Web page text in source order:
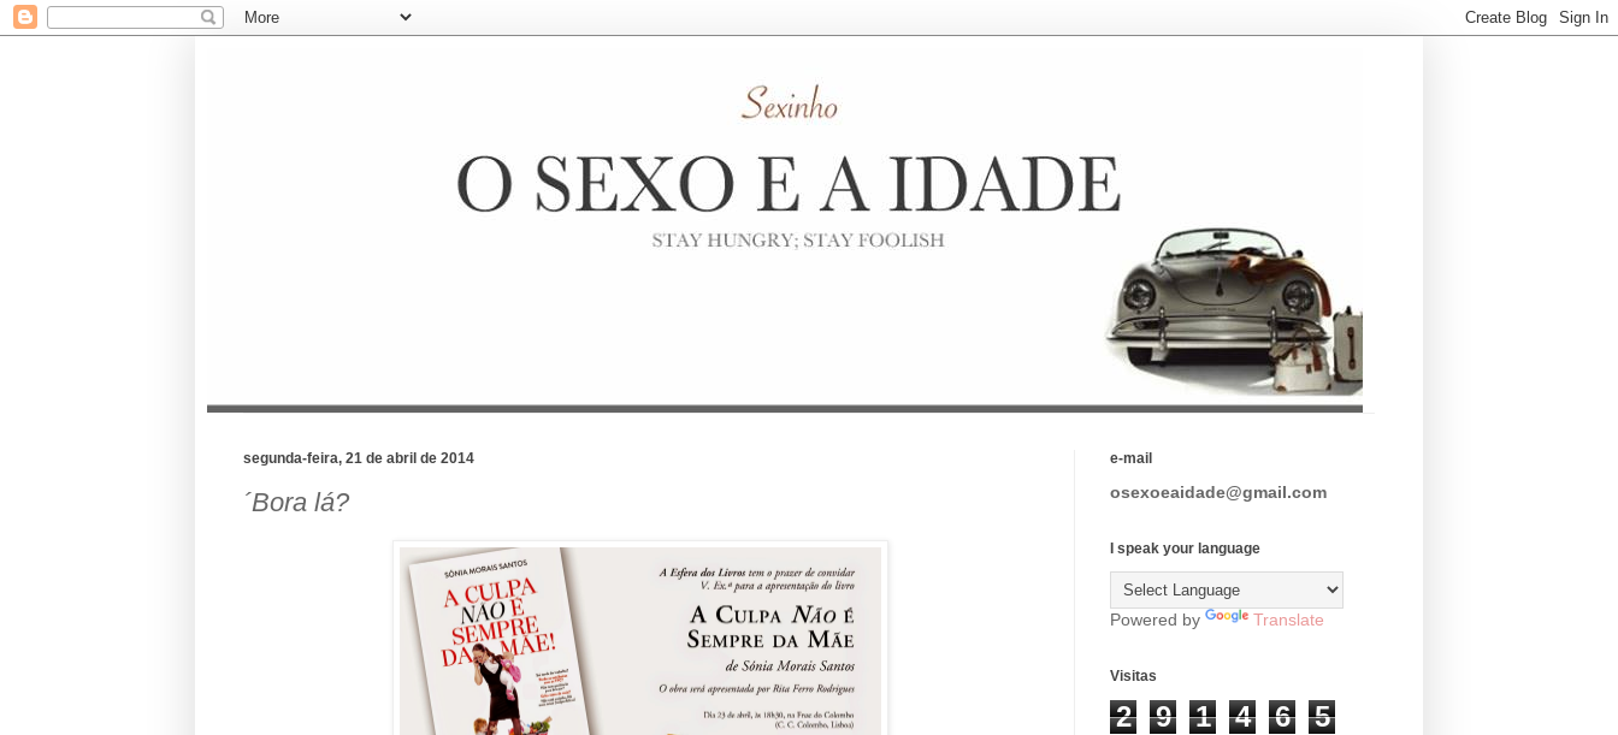
segunda-feira, 21 de abril de 2014
´Bora lá?
e-mail
osexoeaidade@gmail.com
I speak your language
Powered by Translate
Visitas
2 9 1 4 6
5